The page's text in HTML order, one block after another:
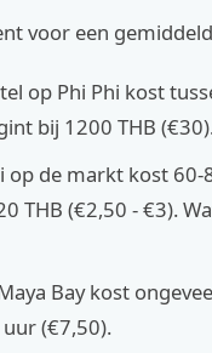
voor een
op Phi Phi kost
bij 1200 THB
op de markt kost 60-
THB (€2,50 - €3).
Bay kost
(€7,50).